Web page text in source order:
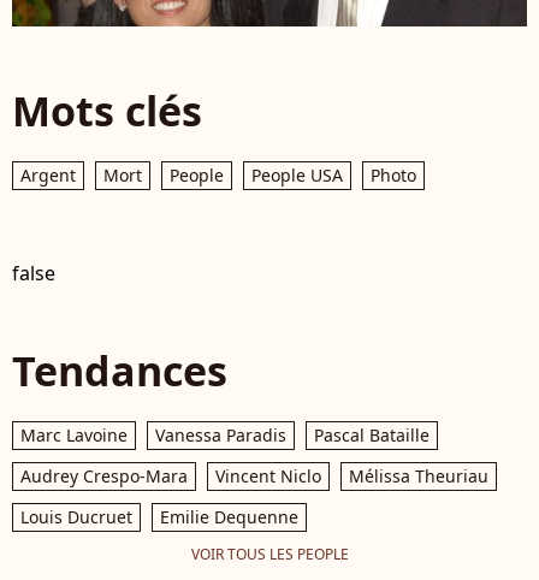
Mots clés
Argent Mort People People USA Photo
false
Tendances
Marc Lavoine Vanessa Paradis
Pascal Bataille
Audrey Crespo-Mara
Vincent Niclo
Mélissa Theuriau
Louis Ducruet
Emilie Dequenne
VOIR TOUS LES PEOPLE